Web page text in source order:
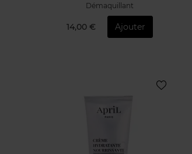
Démaquillant
14,00 € Ajouter